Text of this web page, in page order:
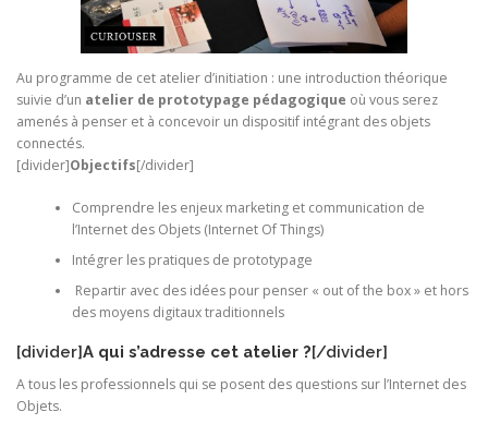
Au programme de cet atelier d’initiation : une introduction théorique
suivie d’un atelier de prototypage pédagogique où vous serez
amenés à penser et à concevoir un dispositif intégrant des objets
connectés.
[divider]Objectifs[/divider]
Comprendre les enjeux marketing et communication de
l’Internet des Objets (Internet Of Things)
Intégrer les pratiques de prototypage
Repartir avec des idées pour penser « out of the box » et hors
des moyens digitaux traditionnels
[divider]A qui s’adresse cet atelier ?[/divider]
A tous les professionnels qui se posent des questions sur l’Internet des
Objets.